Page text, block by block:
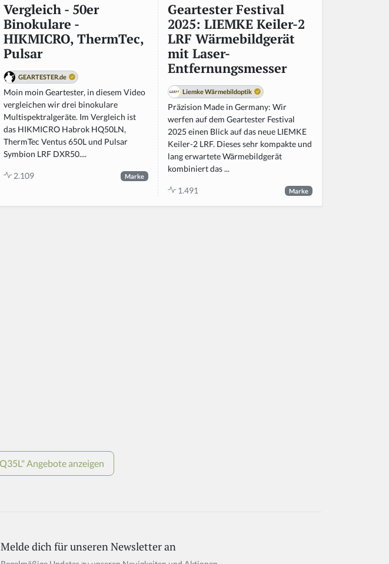
Vergleich - 50er
Binokulare -
HIKMICRO, ThermTec,
Pulsar
GEARTESTER.de
Moin moin Geartester, in diesem Video
vergleichen wir drei binokulare
Multispektralgeräte. Im Vergleich ist
das HIKMICRO Habrok HQ50LN,
ThermTec Ventus 650L und Pulsar
Symbion LRF DXR50....
2.109 Marke
Geartester Festival
2025: LIEMKE Keiler-2
LRF Wärmebildgerät
mit Laser-
Entfernungsmesser
Liemke Wärmebildoptik
Präzision Made in Germany: Wir
werfen auf dem Geartester Festival
2025 einen Blick auf das neue LIEMKE
Keiler-2 LRF. Dieses sehr kompakte und
lang erwartete Wärmebildgerät
kombiniert das ...
1.491 Marke
If
y
Melde dich für unseren Newsletter an